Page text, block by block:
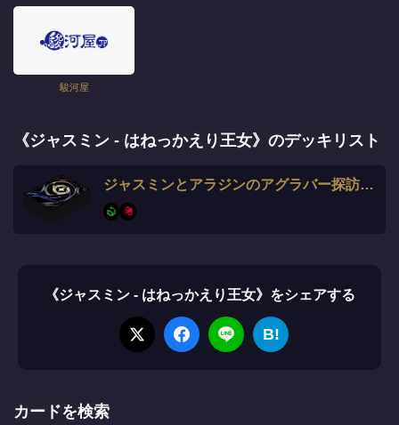
駿河屋
《ジャスミン - はねっかえり王女》のデッキリスト
ジャスミンとアラジンのアグラバー探訪デッキ
《ジャスミン - はねっかえり王女》をシェアする
B!
カードを検索